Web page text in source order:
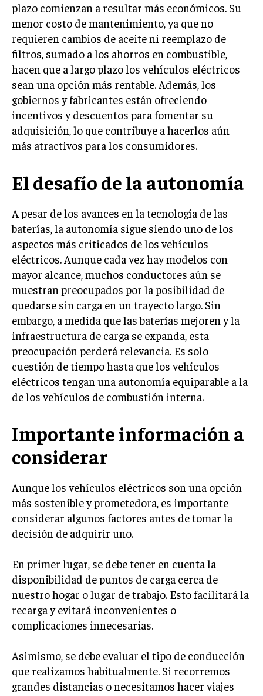
plazo comienzan a resultar más económicos. Su
menor costo de mantenimiento, ya que no
requieren cambios de aceite ni reemplazo de
filtros, sumado a los ahorros en combustible,
hacen que a largo plazo los vehículos eléctricos
sean una opción más rentable. Además, los
gobiernos y fabricantes están ofreciendo
incentivos y descuentos para fomentar su
adquisición, lo que contribuye a hacerlos aún
más atractivos para los consumidores.
El desafío de la autonomía
A pesar de los avances en la tecnología de las
baterías, la autonomía sigue siendo uno de los
aspectos más criticados de los vehículos
eléctricos. Aunque cada vez hay modelos con
mayor alcance, muchos conductores aún se
muestran preocupados por la posibilidad de
quedarse sin carga en un trayecto largo. Sin
embargo, a medida que las baterías mejoren y la
infraestructura de carga se expanda, esta
preocupación perderá relevancia. Es solo
cuestión de tiempo hasta que los vehículos
eléctricos tengan una autonomía equiparable a la
de los vehículos de combustión interna.
Importante información a
considerar
Aunque los vehículos eléctricos son una opción
más sostenible y prometedora, es importante
considerar algunos factores antes de tomar la
decisión de adquirir uno.
En primer lugar, se debe tener en cuenta la
disponibilidad de puntos de carga cerca de
nuestro hogar o lugar de trabajo. Esto facilitará la
recarga y evitará inconvenientes o
complicaciones innecesarias.
Asimismo, se debe evaluar el tipo de conducción
que realizamos habitualmente. Si recorremos
grandes distancias o necesitamos hacer viajes